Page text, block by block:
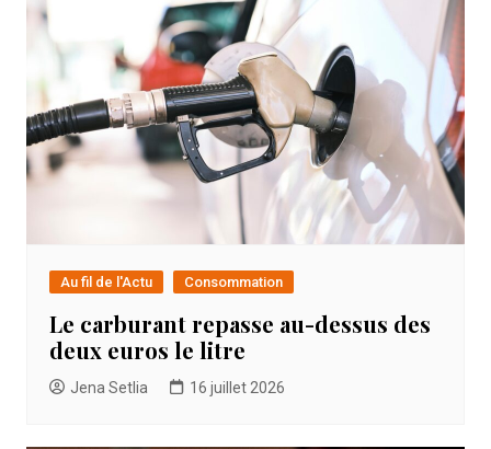
Au fil de l'Actu Consommation
Le carburant repasse au-dessus des
deux euros le litre
Jena Setlia 16 juillet 2026